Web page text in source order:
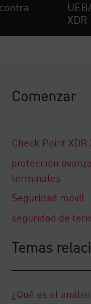
XDR
Comenzar
Check Point XDR
protección
terminales
Seguridad móvil
seguridad de
Temas
¿Qué es el